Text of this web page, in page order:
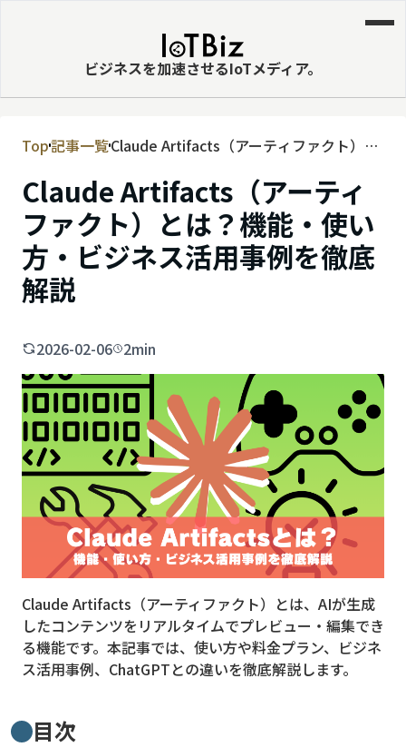
ビジネスを加速させるIoTメディア。
MVNE
エッジ
LPWA
DaaS
IaaS
ビッグデータ
MNO
MVNO
スマート漁業
クラウド
M2M
VPN
スマート〇〇
スマート農業
Top記事一覧Claude Artifacts（アーティファクト）と
徹底解説
Claude Artifacts（アーティ
ファクト）とは？機能・使い
方・ビジネス活用事例を徹底
解説
2026-02-06 2min
Claude Artifacts（アーティファクト）とは、AIが生成
したコンテンツをリアルタイムでプレビュー・編集でき
る機能です。本記事では、使い方や料金プラン、ビジネ
ス活用事例、ChatGPTとの違いを徹底解説します。
目次